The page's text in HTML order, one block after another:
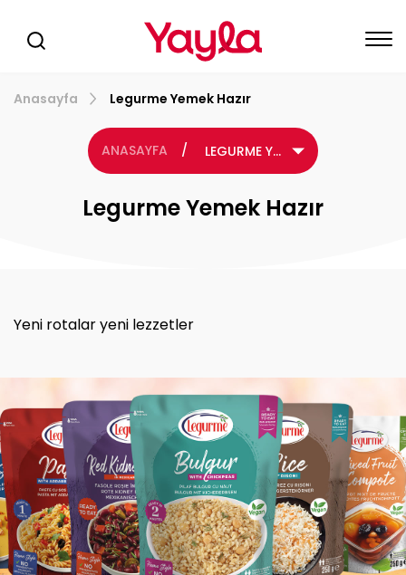
Anasayfa Legurme Yemek Hazır
ANASAYFA / LEGURME YEMEK HAZIR
Legurme Yemek Hazır
Yeni rotalar yeni lezzetler